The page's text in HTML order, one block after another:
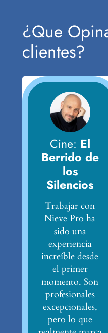
¿Que
clientes?
Cine: El
Berrido de
los
Silencios
Trabajar con
Nieve Pro ha
sido una
experiencia
increíble desde
el primer
momento. Son
profesionales
excepcionales,
pero lo que